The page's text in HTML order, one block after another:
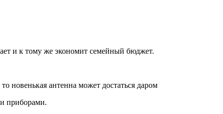
и к тому же экономит семейный бюджет.
новенькая антенна может достаться даром
приборами.